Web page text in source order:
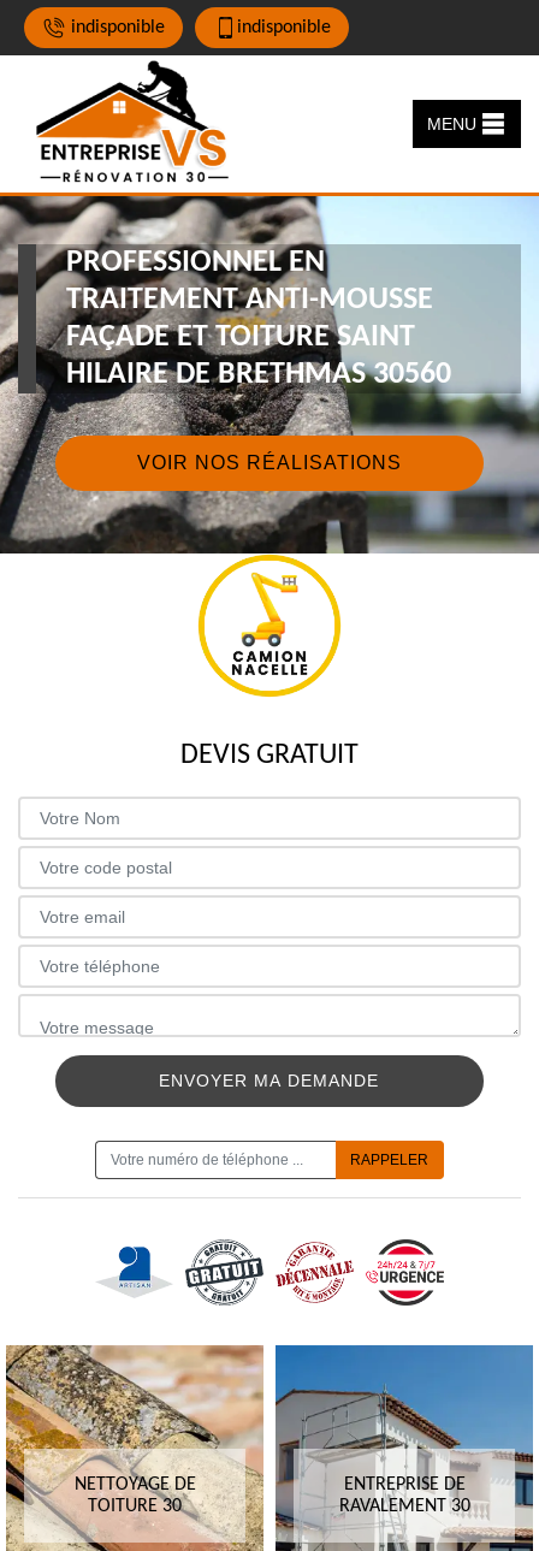
indisponible indisponible
MENU
PROFESSIONNEL EN
TRAITEMENT ANTI-MOUSSE
FAÇADE ET TOITURE SAINT
HILAIRE DE BRETHMAS 30560
VOIR NOS RÉALISATIONS
DEVIS GRATUIT
NETTOYAGE DE
TOITURE 30
ENTREPRISE DE
RAVALEMENT 30